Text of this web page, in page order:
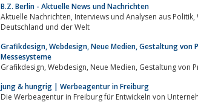
B.Z. Berlin - Aktuelle News und Nachrichten
Aktuelle Nachrichten, Interviews und Analysen aus Politik, Wirtschaft, Sport, Klatsch, Promis, Szene und Kultur in Berlin,
Deutschland und der Welt
Grafikdesign, Webdesign, Neue Medien, Gestaltung
Messesysteme
jung & hungrig | Werbeagentur in Freiburg
Die Werbeagentur in Freiburg für Entwickeln von Unternehmensidentität,